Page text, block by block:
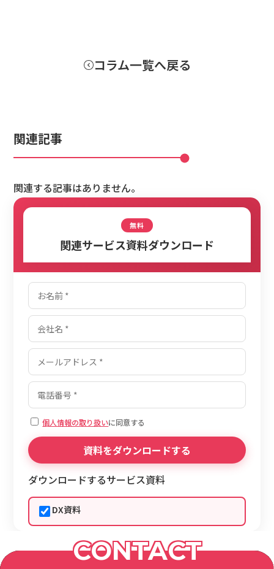
コラム一覧へ戻る
関連記事
関連する記事はありません。
無料
関連サービス資料ダウンロード
個人情報の取り扱いに同意する
ダウンロードするサービス資料
DX資料
CONTACT